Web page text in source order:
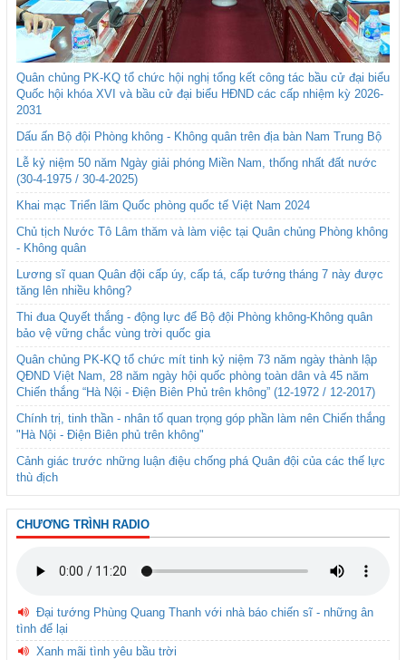
Quân chủng PK-KQ tổ chức hội nghị tổng kết công tác bầu cử đại biểu
Quốc hội khóa XVI và bầu cử đại biểu HĐND các cấp nhiệm kỳ 2026-
2031
Dấu ấn Bộ đội Phòng không - Không quân trên địa bàn Nam Trung Bộ
Lễ kỷ niệm 50 năm Ngày giải phóng Miền Nam, thống nhất đất nước
(30-4-1975 / 30-4-2025)
Khai mạc Triển lãm Quốc phòng quốc tế Việt Nam 2024
Chủ tịch Nước Tô Lâm thăm và làm việc tại Quân chủng Phòng không
- Không quân
Lương sĩ quan Quân đội cấp úy, cấp tá, cấp tướng tháng 7 này được
tăng lên nhiều không?
Thi đua Quyết thắng - động lực để Bộ đội Phòng không-Không quân
bảo vệ vững chắc vùng trời quốc gia
Quân chủng PK-KQ tổ chức mít tinh kỷ niệm 73 năm ngày thành lập
QĐND Việt Nam, 28 năm ngày hội quốc phòng toàn dân và 45 năm
Chiến thắng “Hà Nội - Điện Biên Phủ trên không” (12-1972 / 12-2017)
Chính trị, tinh thần - nhân tố quan trọng góp phần làm nên Chiến thắng
"Hà Nội - Điện Biên phủ trên không"
Cảnh giác trước những luận điệu chống phá Quân đội của các thế lực
thù địch
CHƯƠNG TRÌNH RADIO
Đại tướng Phùng Quang Thanh với nhà báo chiến sĩ - những ân
tình để lại
Xanh mãi tình yêu bầu trời